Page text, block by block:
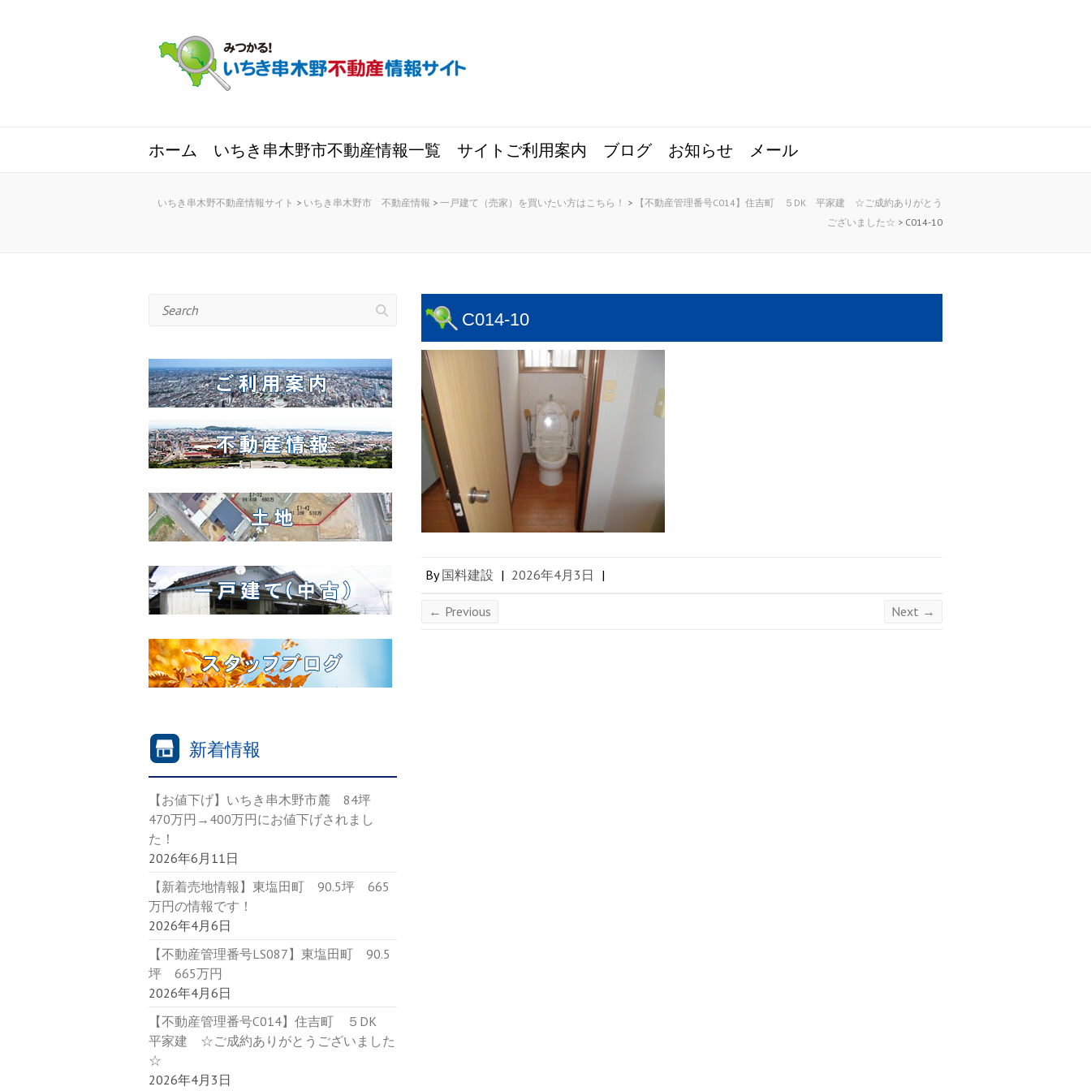
ホーム いちき串木野市不動産情報一覧 サイトご利用案内 ブログ お知らせ メール
いちき串木野不動産情報サイト > いちき串木野市 不動産情報 > 一戸建て（売家）を買いたい方はこちら！ >
【不動産管理番号C014】住吉町 ５DK 平家建 ☆ご成約ありがとう
ございました☆ > C014-10
C014-10
By国料建設 | 2026年4月3日 |
← Previous Next →
Search
新着情報
【お値下げ】いちき串木野市麓 84坪
470万円→400万円にお値下げされまし
た！
2026年6月11日
【新着売地情報】東塩田町 90.5坪 665
万円の情報です！
2026年4月6日
【不動産管理番号LS087】東塩田町 90.5
坪 665万円
2026年4月6日
【不動産管理番号C014】住吉町 ５DK
平家建 ☆ご成約ありがとうございました
☆
2026年4月3日